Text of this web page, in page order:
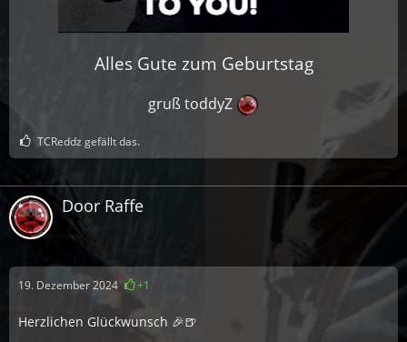
Alles Gute zum Geburtstag
gruß toddyZ
TCReddz gefällt das.
Door Raffe
19. Dezember 2024 +1
Herzlichen Glückwunsch 🎉🍺